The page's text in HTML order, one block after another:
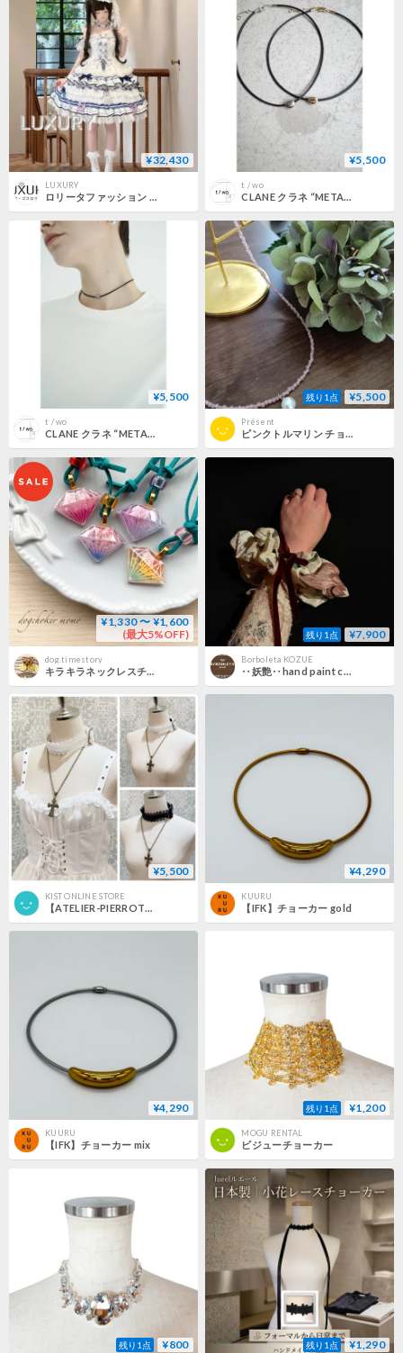
¥32,430
LUXURY
ロリータファッション ワンピース ＋ チョーカー ＋ カフス ＋ ヘアクリップ ＋ ミニハット 5点セット ゴージャス レース リボン レディース お茶会 コスプレ イベント loli6458
¥5,500
t / wo
CLANE クラネ “METAL CHARM CHOKER” メタルチャームチョーカー
¥5,500
t / wo
CLANE クラネ “METAL CHARM CHOKER” メタルチャームチョーカー
残り1点 ¥5,500
Présent
ピンクトルマリン チョーカー with 淡水パール
¥1,330 〜 ¥1,600
(最大5%OFF)
dog.timestory
キラキラネックレスチョーカー10個セット
残り1点 ¥7,900
Borboleta KOZUE
‥妖艶‥hand paint chouchou
¥5,500
KIST ONLINE STORE
【ATELIER-PIERROT】Forbidden Prayer Choker Necklace Set/TCH-05
¥4,290
KUURU
【IFK】チョーカー gold
¥4,290
KUURU
【IFK】チョーカー mix
残り1点 ¥1,200
MOGU RENTAL
ビジューチョーカー
残り1点 ¥800 残り1点 ¥1,290